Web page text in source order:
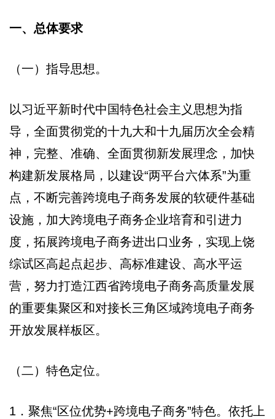
一、总体要求
（一）指导思想。
以习近平新时代中国特色社会主义思想为指
导，全面贯彻党的十九大和十九届历次全会精
神，完整、准确、全面贯彻新发展理念，加快
构建新发展格局，以建设“两平台六体系”为重
点，不断完善跨境电子商务发展的软硬件基础
设施，加大跨境电子商务企业培育和引进力
度，拓展跨境电子商务进出口业务，实现上饶
综试区高起点起步、高标准建设、高水平运
营，努力打造江西省跨境电子商务高质量发展
的重要集聚区和对接长三角区域跨境电子商务
开放发展样板区。
（二）特色定位。
1．聚焦“区位优势+跨境电子商务”特色。依托上